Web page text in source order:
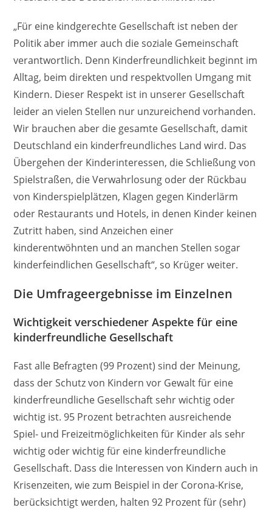
„Für eine kindgerechte Gesellschaft ist neben der
Politik aber immer auch die soziale Gemeinschaft
verantwortlich. Denn Kinderfreundlichkeit beginnt im
Alltag, beim direkten und respektvollen Umgang mit
Kindern. Dieser Respekt ist in unserer Gesellschaft
leider an vielen Stellen nur unzureichend vorhanden.
Wir brauchen aber die gesamte Gesellschaft, damit
Deutschland ein kinderfreundliches Land wird. Das
Übergehen der Kinderinteressen, die Schließung von
Spielstraßen, die Verwahrlosung oder der Rückbau
von Kinderspielplätzen, Klagen gegen Kinderlärm
oder Restaurants und Hotels, in denen Kinder keinen
Zutritt haben, sind Anzeichen einer
kinderentwöhnten und an manchen Stellen sogar
kinderfeindlichen Gesellschaft“, so Krüger weiter.
Die Umfrageergebnisse im Einzelnen
Wichtigkeit verschiedener Aspekte für eine
kinderfreundliche Gesellschaft
Fast alle Befragten (99 Prozent) sind der Meinung,
dass der Schutz von Kindern vor Gewalt für eine
kinderfreundliche Gesellschaft sehr wichtig oder
wichtig ist. 95 Prozent betrachten ausreichende
Spiel- und Freizeitmöglichkeiten für Kinder als sehr
wichtig oder wichtig für eine kinderfreundliche
Gesellschaft. Dass die Interessen von Kindern auch in
Krisenzeiten, wie zum Beispiel in der Corona-Krise,
berücksichtigt werden, halten 92 Prozent für (sehr)